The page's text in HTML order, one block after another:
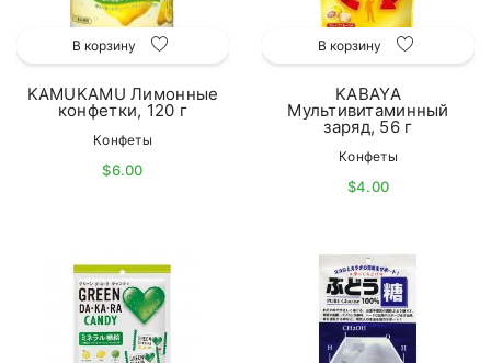
В корзину
KAMUKAMU Лимонные
конфетки, 120 г
Конфеты
$6.00
В корзину
KABAYA
Мультивитаминный
заряд, 56 г
Конфеты
$4.00